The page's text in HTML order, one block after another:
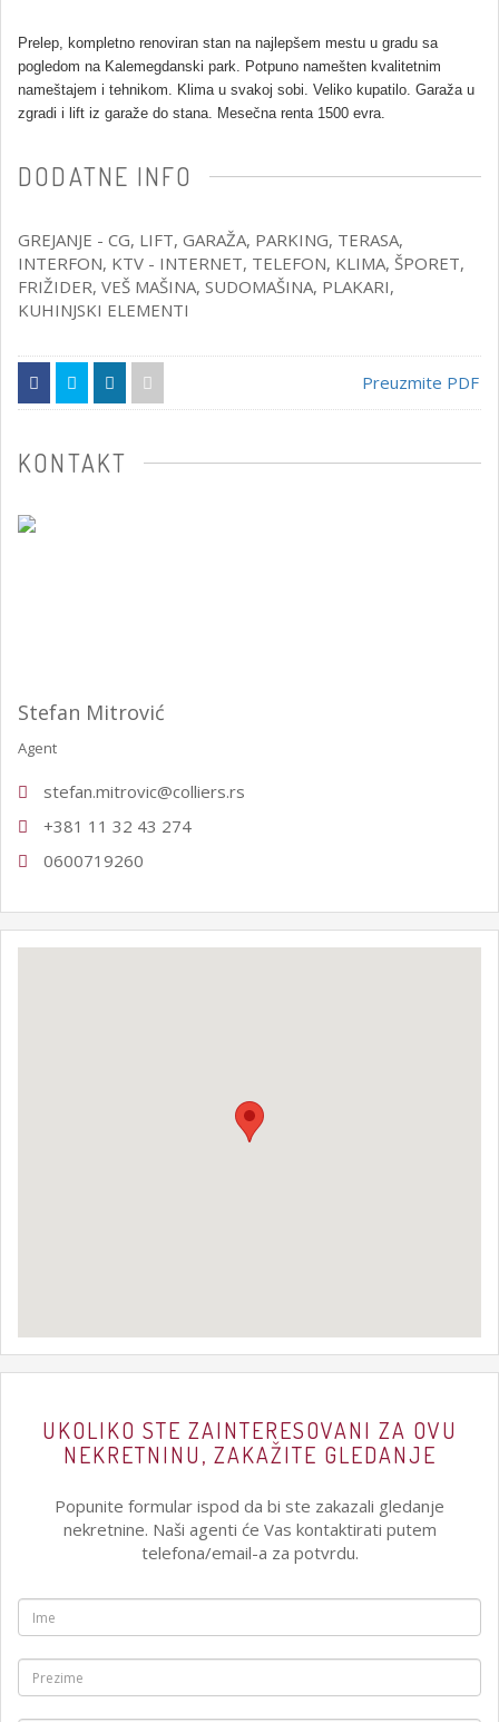
Prelep, kompletno renoviran stan na najlepšem mestu u gradu sa
pogledom na Kalemegdanski park. Potpuno namešten kvalitetnim
nameštajem i tehnikom. Klima u svakoj sobi. Veliko kupatilo. Garaža u
zgradi i lift iz garaže do stana. Mesečna renta 1500 evra.
DODATNE INFO
GREJANJE - CG, LIFT, GARAŽA, PARKING, TERASA,
INTERFON, KTV - INTERNET, TELEFON, KLIMA, ŠPORET,
FRIŽIDER, VEŠ MAŠINA, SUDOMAŠINA, PLAKARI,
KUHINJSKI ELEMENTI
Preuzmite PDF
KONTAKT
Stefan Mitrović
Agent
stefan.mitrovic@colliers.rs
+381 11 32 43 274
0600719260
UKOLIKO STE ZAINTERESOVANI ZA OVU
NEKRETNINU, ZAKAŽITE GLEDANJE
Popunite formular ispod da bi ste zakazali gledanje
nekretnine. Naši agenti će Vas kontaktirati putem
telefona/email-a za potvrdu.